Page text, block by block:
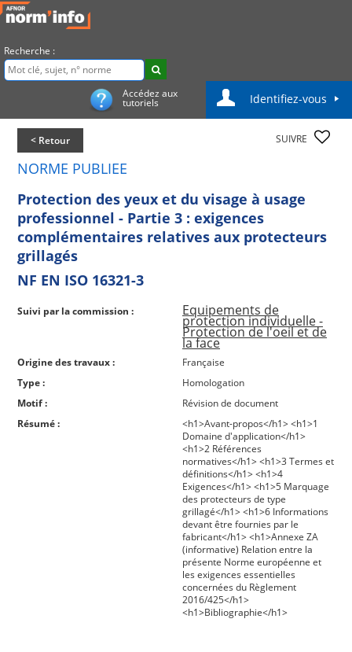
Recherche :
Accédez aux
tutoriels Identifiez-vous
< Retour SUIVRE
NORME PUBLIEE
Protection des yeux et du visage à usage
professionnel - Partie 3 : exigences
complémentaires relatives aux protecteurs
grillagés
NF EN ISO 16321-3
Suivi par la commission : Equipements de
protection individuelle -
Protection de l'oeil et de
la face
Origine des travaux :
Française
Type :
Homologation
Motif :
Révision de document
Résumé :
<h1>Avant-propos</h1> <h1>1
Domaine d'application</h1>
<h1>2 Références
normatives</h1> <h1>3 Termes et
définitions</h1> <h1>4
Exigences</h1> <h1>5 Marquage
des protecteurs de type
grillagé</h1> <h1>6 Informations
devant être fournies par le
fabricant</h1> <h1>Annexe ZA
(informative) Relation entre la
présente Norme européenne et
les exigences essentielles
concernées du Règlement
2016/425</h1>
<h1>Bibliographie</h1>